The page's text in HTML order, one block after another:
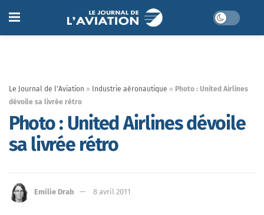
Le Journal de l'Aviation » Industrie aéronautique » Photo : United Airlines
dévoile sa livrée rétro
Photo : United Airlines dévoile
sa livrée rétro
Emilie Drab 8 avril 2011